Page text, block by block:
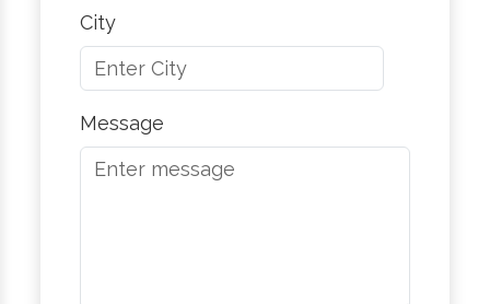
City
Message